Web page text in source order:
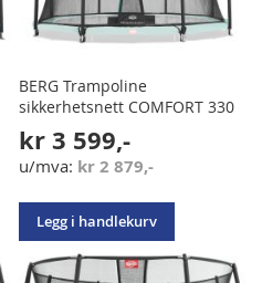
BERG Trampoline
sikkerhetsnett COMFORT 330
kr 3 599,-
kr 2 879,-
Legg i handlekurv